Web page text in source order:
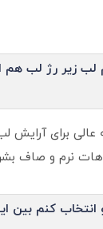
لب زیر رژ لب هم
عالی برای آرایش
نرم و صاف
انتخاب کنم بین